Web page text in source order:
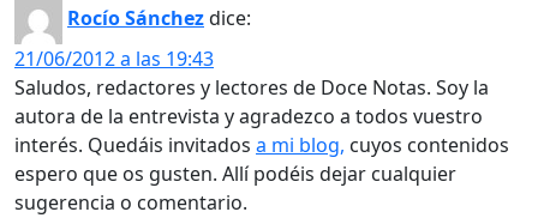
Rocío Sánchezdice:
21/06/2012 a las 19:43
Saludos, redactores y lectores de Doce Notas. Soy la
autora de la entrevista y agradezco a todos vuestro
interés. Quedáis invitados a mi blog, cuyos contenidos
espero que os gusten. Allí podéis dejar cualquier
sugerencia o comentario.